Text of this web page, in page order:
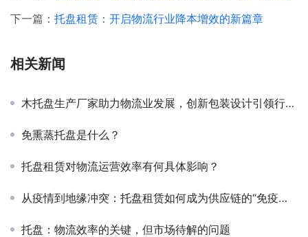
下一篇： 托盘租赁：开启物流行业降本增效的新篇章
相关新闻
木托盘生产厂家助力物流业发展，创新包装设计引领行业新潮流
免熏蒸托盘是什么？
托盘租赁对物流运营效率有何具体影响？
从疫情到地缘冲突：托盘租赁如何成为供应链的“免疫系统”？
托盘：物流效率的关键，但市场待解的问题